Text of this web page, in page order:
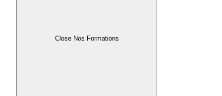
Close Nos Formations